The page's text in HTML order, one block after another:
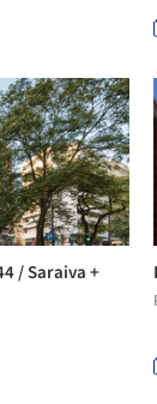
/ Saraiva +